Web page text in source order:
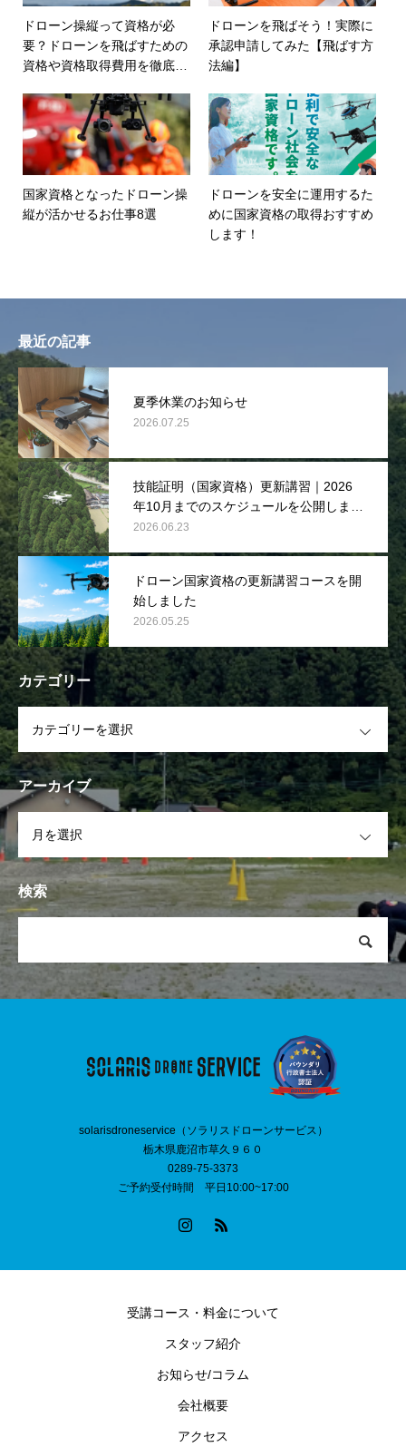
ドローン操縦って資格が必
要？ドローンを飛ばすための
資格や資格取得費用を徹底比
ドローンを飛ばそう！実際に
承認申請してみた【飛ばす方
法編】
国家資格となったドローン操
縦が活かせるお仕事8選
ドローンを安全に運用するた
めに国家資格の取得おすすめ
します！
最近の記事
夏季休業のお知らせ
2026.07.25
技能証明（国家資格）更新講習｜2026
年10月までのスケジュールを公開しまし
た
2026.06.23
ドローン国家資格の更新講習コースを開
始しました
2026.05.25
カテゴリー
アーカイブ
検索
solarisdroneservice（ソラリスドローンサービス）
栃木県鹿沼市草久９６０
0289-75-3373
ご予約受付時間 平日10:00~17:00
受講コース・料金について
スタッフ紹介
お知らせ/コラム
会社概要
アクセス